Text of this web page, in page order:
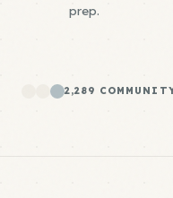
prep.
2,289